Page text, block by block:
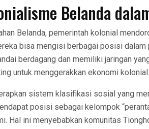
Belanda
Belanda, pemerintah kolonial
bisa mengisi berbagai posisi dalam
berdagang dan memiliki jaringan
untuk menggerakkan ekonomi kolonial.
sistem klasifikasi sosial yang
posisi sebagai kelompok
Hal ini menyebabkan komunitas